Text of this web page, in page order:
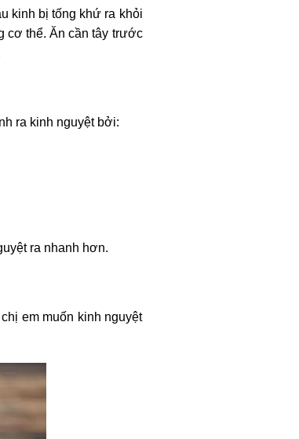
kinh bị tống khứ ra khỏi
cơ thể. Ăn cần tây trước
ra kinh nguyệt bởi:
ra nhanh hơn.
em muốn kinh nguyệt